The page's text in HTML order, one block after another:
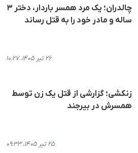
چالدران؛ یک مرد همسر باردار، دختر ۳
ساله و مادر خود را به قتل رساند
۲۶ تیر ۱۴۰۵، ۱۰:۲۷
زنکشی؛ گزارشی از قتل یک زن توسط
همسرش در بیرجند
۲۵ تیر ۱۴۰۵، ۰۹:۳۳